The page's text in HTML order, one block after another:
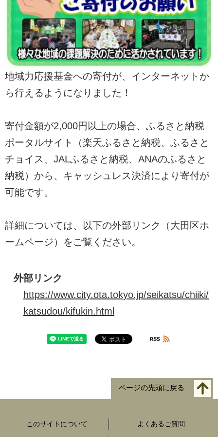
地域力応援基金への寄付が、インターネットか
ら行えるようになりました！
寄付金額が2,000円以上の場合、ふるさと納税
ポータルサイト（楽天ふるさと納税、ふるさと
チョイス、JALふるさと納税、ANAのふるさと
納税）から、キャッシュレス決済により寄付が
可能です。
詳細については、以下の外部リンク（大田区ホ
ームページ）をご覧ください。
外部リンク
https://www.city.ota.tokyo.jp/seikatsu/chiiki/
katsudou/kifukin.html
ページの先頭に戻る
このサイトについて よくあるご質問